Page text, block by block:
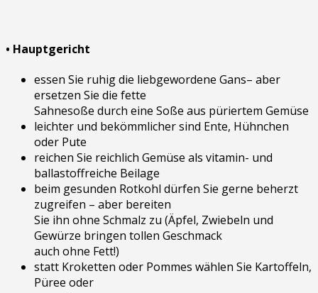
• Hauptgericht
essen Sie ruhig die liebgewordene Gans– aber
ersetzen Sie die fette
Sahnesoße durch eine Soße aus püriertem Gemüse
leichter und bekömmlicher sind Ente, Hühnchen
oder Pute
reichen Sie reichlich Gemüse als vitamin- und
ballastoffreiche Beilage
beim gesunden Rotkohl dürfen Sie gerne beherzt
zugreifen – aber bereiten
Sie ihn ohne Schmalz zu (Äpfel, Zwiebeln und
Gewürze bringen tollen Geschmack
auch ohne Fett!)
statt Kroketten oder Pommes wählen Sie Kartoffeln,
Püree oder